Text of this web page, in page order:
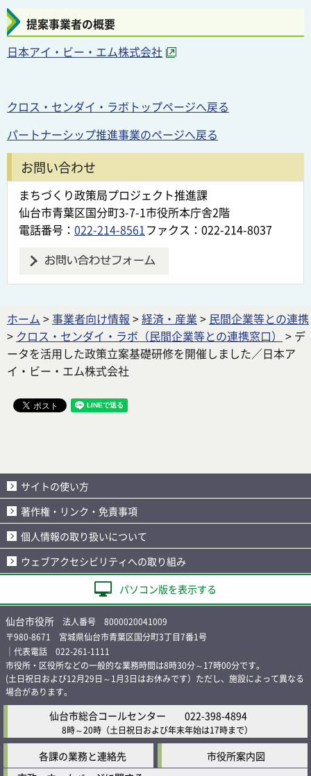
提案事業者の概要
日本アイ・ビー・エム株式会社
クロス・センダイ・ラボトップページへ戻る
パートナーシップ推進事業のページへ戻る
お問い合わせ
まちづくり政策局プロジェクト推進課
仙台市青葉区国分町3-7-1市役所本庁舎2階
電話番号： 022-214-8561ファクス：022-214-8037
ホーム >事業者向け情報 >経済・産業 > 民間企業等との連携
> クロス・センダイ・ラボ（民間企業等との連携窓口）
> デ
ータを活用した政策立案基礎研修を開催しました／日本ア
イ・ビー・エム株式会社
サイトの使い方
著作権・リンク・免責事項
個人情報の取り扱いについて
ウェブアクセシビリティへの取り組み
パソコン版を表示する
仙台市役所 法人番号 8000020041009
〒980-8671 宮城県仙台市青葉区国分町3丁目7番1号
｜代表電話 022-261-1111
市役所・区役所などの一般的な業務時間は8時30分～17時00分です。
(土日祝日および12月29日～1月3日はお休みです）ただし、施設によって異なる
場合があります。
仙台市総合コールセンター 022-398-4894
8時～20時 （土日祝日および年末年始は17時まで）
各課の業務と連絡先
市役所案内図